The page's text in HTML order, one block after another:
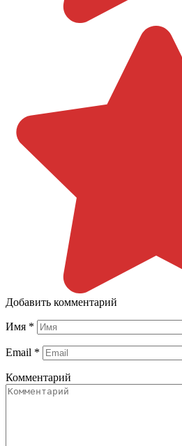
Добавить комментарий
Имя *
Email *
Комментарий